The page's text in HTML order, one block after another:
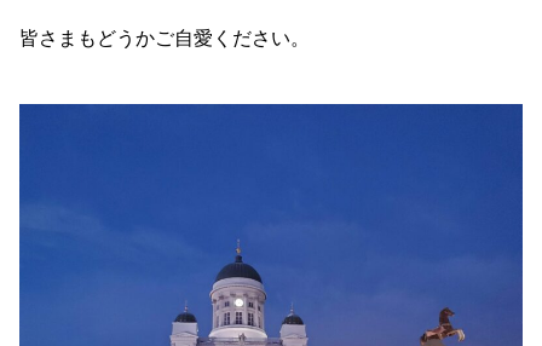
皆さまもどうかご自愛ください。